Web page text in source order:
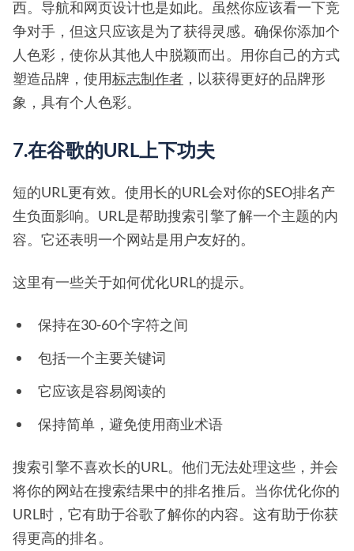
西。导航和网页设计也是如此。虽然你应该看一下竞
争对手，但这只应该是为了获得灵感。确保你添加个
人色彩，使你从其他人中脱颖而出。用你自己的方式
塑造品牌，使用标志制作者 ，以获得更好的品牌形
象，具有个人色彩。
7.在谷歌的URL上下功夫
短的URL更有效。使用长的URL会对你的SEO排名产
生负面影响。URL是帮助搜索引擎了解一个主题的内
容。它还表明一个网站是用户友好的。
这里有一些关于如何优化URL的提示。
保持在30-60个字符之间
包括一个主要关键词
它应该是容易阅读的
保持简单，避免使用商业术语
搜索引擎不喜欢长的URL。他们无法处理这些，并会
将你的网站在搜索结果中的排名推后。当你优化你的
URL时，它有助于谷歌了解你的内容。这有助于你获
得更高的排名。